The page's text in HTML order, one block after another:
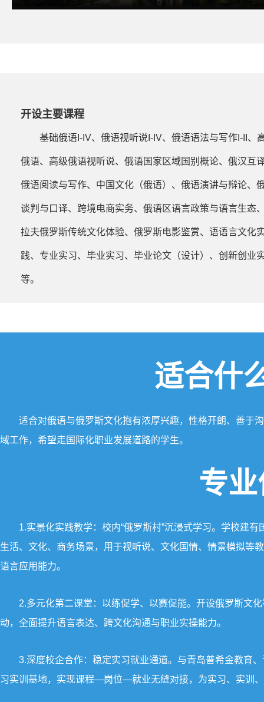
开设主要课程
基础俄语I-IV、俄语视听说I-IV、俄语语法与写作I-II、
俄语、高级俄语视听说、俄语国家区域国别概论、俄汉互
俄语阅读与写作、中国文化（俄语）、俄语演讲与辩论、
谈判与口译、跨境电商实务、俄语区语言政策与语言生态
拉夫俄罗斯传统文化体验、俄罗斯电影鉴赏、语语言文化
践、专业实习、毕业实习、毕业论文（设计）、创新创业
等。
适合什
适合对俄语与俄罗斯文化抱有浓厚兴趣，性格开朗、善于
域工作，希望走国际化职业发展道路的学生。
专
1.实景化实践教学：校内“俄罗斯村”沉浸式学习。学校建
生活、文化、商务场景，用于视听说、文化国情、情景模拟等
语言应用能力。
2.多元化第二课堂：以练促学、以赛促能。开设俄罗斯文
动，全面提升语言表达、跨文化沟通与职业实操能力。
3.深度校企合作：稳定实习就业通道。与青岛普希金教育
习实训基地，实现课程—岗位—就业无缝对接，为实习、实训